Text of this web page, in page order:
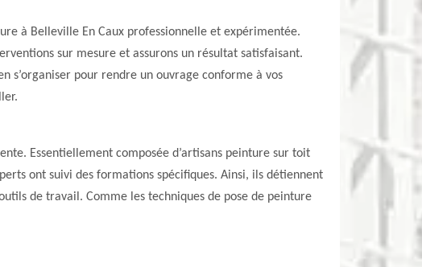
à Belleville En Caux professionnelle et expérimentée.
sur mesure et assurons un résultat satisfaisant.
pour rendre un ouvrage conforme à vos
Essentiellement composée d’artisans peinture sur toit
ont suivi des formations spécifiques. Ainsi, ils détiennent
de travail. Comme les techniques de pose de peinture